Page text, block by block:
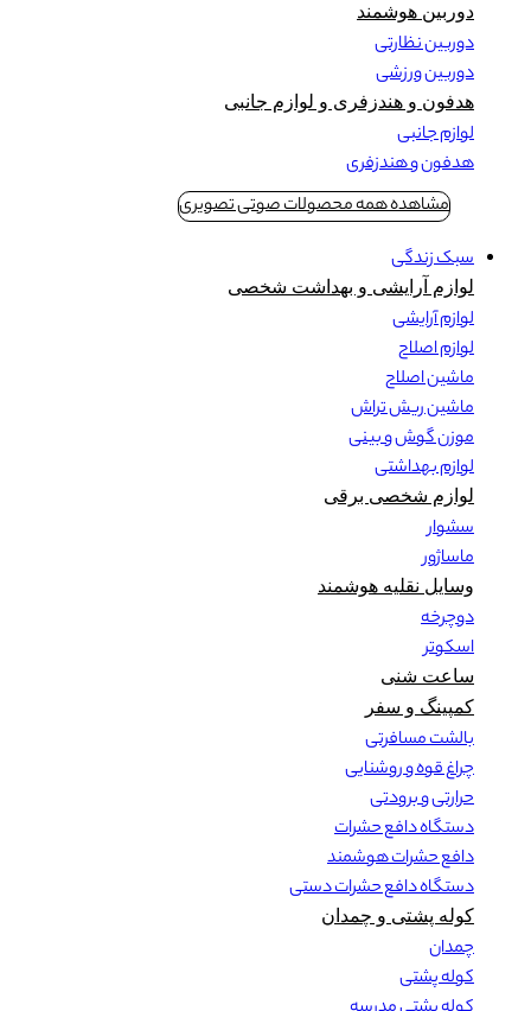
دوربین هوشمند
دوربین نظارتی
دوربین ورزشی
هدفون و هندزفری و لوازم جانبی
لوازم جانبی
هدفون و هندزفری
مشاهده همه محصولات صوتی تصویری
سبک زندگی
لوازم آرایشی و بهداشت شخصی
لوازم آرایشی
لوازم اصلاح
ماشین اصلاح
ماشین ریش تراش
موزن گوش و بینی
لوازم بهداشتی
لوازم شخصی برقی
سشوار
ماساژور
وسایل نقلیه هوشمند
دوچرخه
اسکوتر
ساعت شنی
کمپینگ و سفر
بالشت مسافرتی
چراغ قوه و روشنایی
حرارتی و برودتی
دستگاه دافع حشرات
دافع حشرات هوشمند
دستگاه دافع حشرات دستی
کوله پشتی و چمدان
چمدان
کوله پشتی